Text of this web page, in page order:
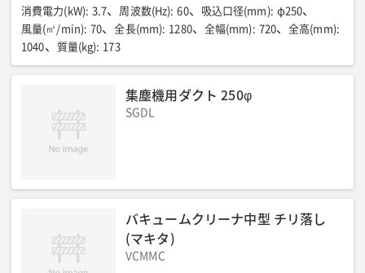
消費電力(kW): 3.7 周波数(Hz): 60 吸込口径(mm): φ250
風量(㎥/min): 70 全長(mm): 1280 全幅(mm): 720 全高(mm):
1040
質量(kg): 173
集塵機用ダクト 250φ
SGDL
バキュームクリーナ中型 チリ落し
(マキタ)
VCMMC